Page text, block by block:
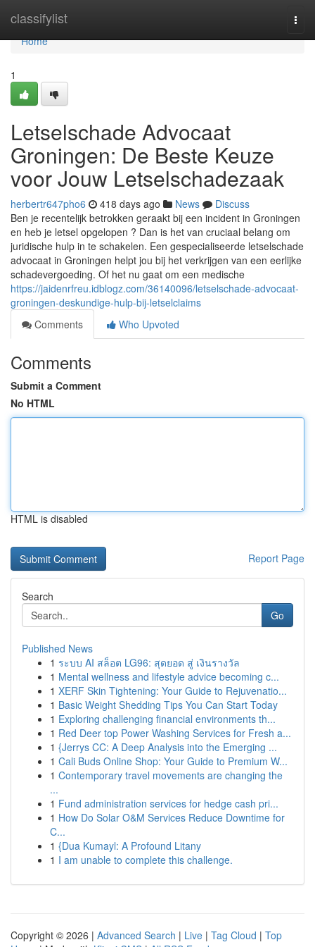
classifylist
Home
Home
1
Letselschade Advocaat
Groningen: De Beste Keuze
voor Jouw Letselschadezaak
herbertr647pho6 418 days ago News
Discuss
Ben je recentelijk betrokken geraakt bij een incident in Groningen
en heb je letsel opgelopen ? Dan is het van cruciaal belang om
juridische hulp in te schakelen. Een gespecialiseerde letselschade
advocaat in Groningen helpt jou bij het verkrijgen van een eerlijke
schadevergoeding. Of het nu gaat om een medische
https://jaidenrfreu.idblogz.com/36140096/letselschade-advocaat-
groningen-deskundige-hulp-bij-letselclaims
Comments
Who Upvoted
Comments
Submit a Comment
No HTML
HTML is disabled
Report Page
Search
Go
Published News
1 ระบบ AI สล็อต LG96: สุดยอด สู่ เงินรางวัล
1 Mental wellness and lifestyle advice becoming c...
1 XERF Skin Tightening: Your Guide to Rejuvenatio...
1 Basic Weight Shedding Tips You Can Start Today
1 Exploring challenging financial environments th...
1 Red Deer top Power Washing Services for Fresh a...
1 {Jerrys CC: A Deep Analysis into the Emerging ...
1 Cali Buds Online Shop: Your Guide to Premium W...
1 Contemporary travel movements are changing the
...
1 Fund administration services for hedge cash pri...
1 How Do Solar O&M Services Reduce Downtime for
C...
1 {Dua Kumayl: A Profound Litany
1 I am unable to complete this challenge.
Copyright © 2026 | Advanced Search | Live | Tag Cloud | Top